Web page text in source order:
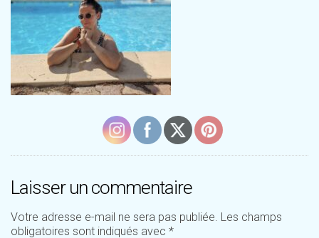
Laisser un commentaire
Votre adresse e-mail ne sera pas publiée. Les champs
obligatoires sont indiqués avec *